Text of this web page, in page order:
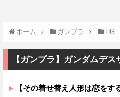
ホーム ガンプラ HG
【ガンプラ】ガンダムデ
【その着せ替え人形は恋をする】 アニプレックス「喜多川